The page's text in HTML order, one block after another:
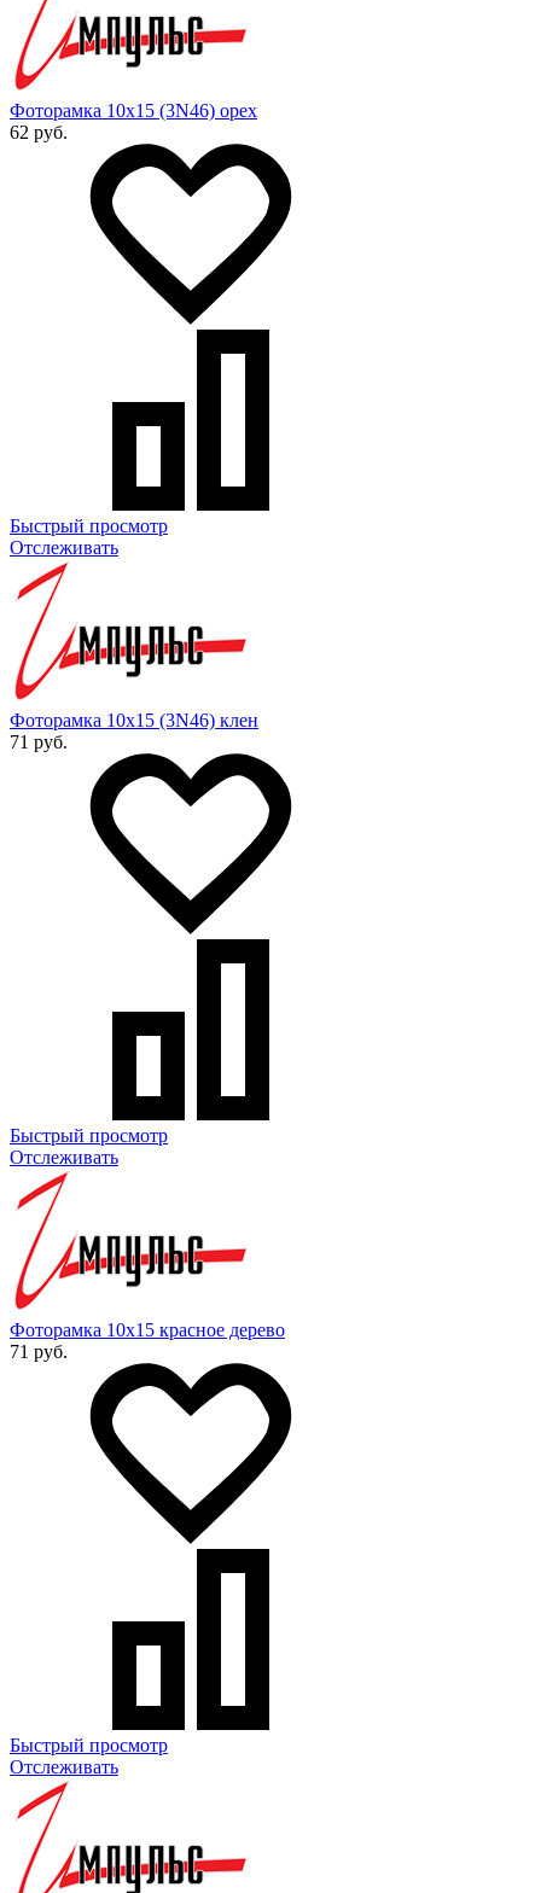
Фоторамка 10х15 (3N46) орех
62 руб.
Быстрый просмотр
Отслеживать
Фоторамка 10х15 (3N46) клен
71 руб.
Быстрый просмотр
Отслеживать
Фоторамка 10х15 красное дерево
71 руб.
Быстрый просмотр
Отслеживать